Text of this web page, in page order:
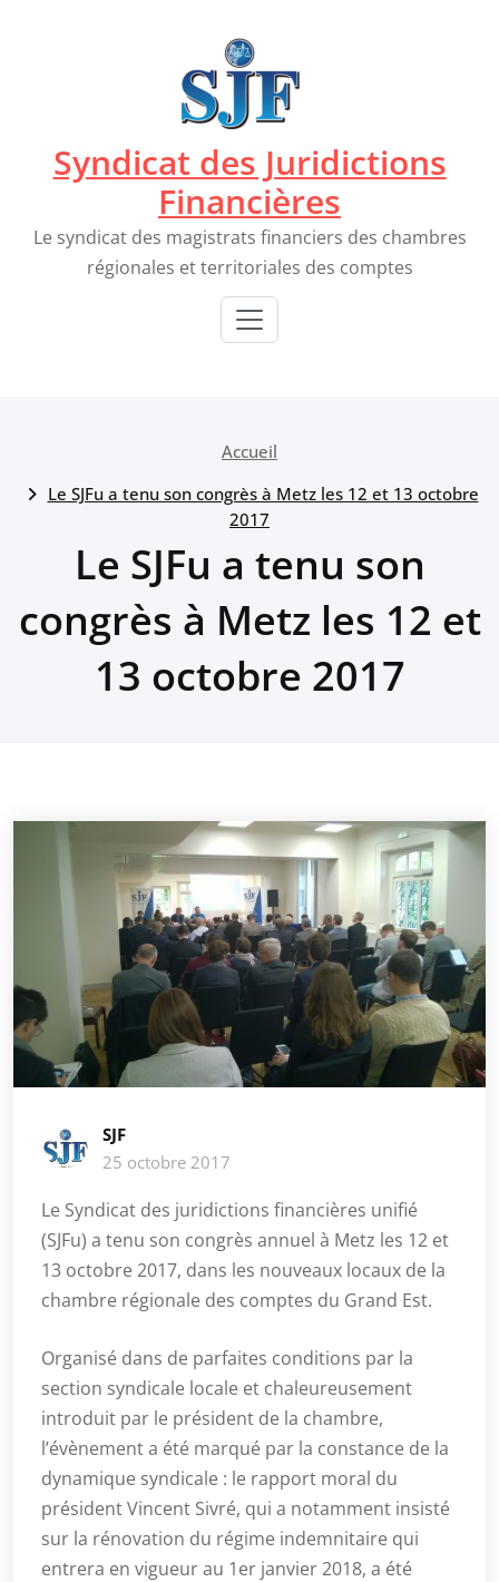
Syndicat des Juridictions
Financières
Le syndicat des magistrats financiers des chambres
régionales et territoriales des comptes
Accueil
Le SJFu a tenu son congrès à Metz les 12 et 13 octobre
2017
Le SJFu a tenu son
congrès à Metz les 12 et
13 octobre 2017
SJF
25 octobre 2017
Le Syndicat des juridictions financières unifié
(SJFu) a tenu son congrès annuel à Metz les 12 et
13 octobre 2017, dans les nouveaux locaux de la
chambre régionale des comptes du Grand Est.
Organisé dans de parfaites conditions par la
section syndicale locale et chaleureusement
introduit par le président de la chambre,
l’évènement a été marqué par la constance de la
dynamique syndicale : le rapport moral du
président Vincent Sivré, qui a notamment insisté
sur la rénovation du régime indemnitaire qui
entrera en vigueur au 1er janvier 2018, a été